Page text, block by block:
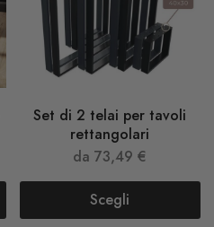
Set di 2 telai per tavoli
rettangolari
da73,49€
Scegli